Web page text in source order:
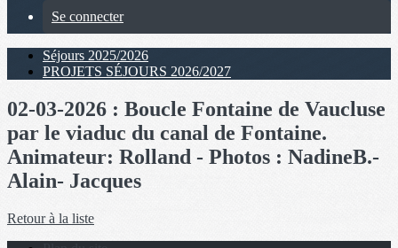
Se connecter
Séjours 2025/2026
PROJETS SÉJOURS 2026/2027
02-03-2026 : Boucle Fontaine de Vaucluse
par le viaduc du canal de Fontaine.
Animateur: Rolland - Photos : NadineB.-
Alain- Jacques
Retour à la liste